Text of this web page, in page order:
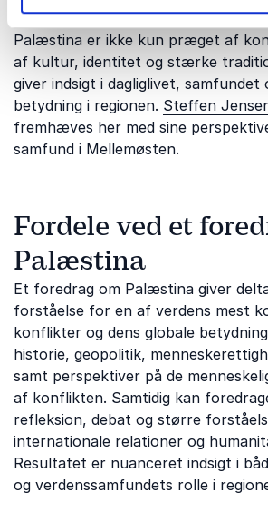
Palæstina
Palæstina er ikke kun præget af
af kultur, identitet og stærke
giver indsigt i dagliglivet, samfundet
betydning i regionen. Steffen
fremhæves her med sine
samfund i Mellemøsten.
Fordele ved et
Palæstina
Et foredrag om Palæstina giver
forståelse for en af verdens mest
konflikter og dens globale
historie, geopolitik,
samt perspektiver på de
af konflikten. Samtidig kan
refleksion, debat og større
internationale relationer og
Resultatet er nuanceret indsigt i
og verdenssamfundets rolle i